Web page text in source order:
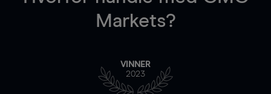
Markets?
VINNER
2023